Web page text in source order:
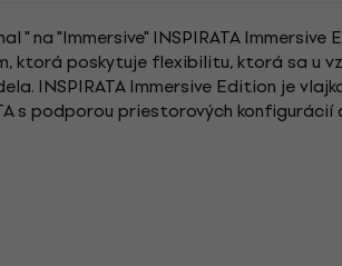
" na "Immersive" INSPIRATA Immersive
ktorá poskytuje flexibilitu, ktorá sa u
INSPIRATA Immersive Edition je
s podporou priestorových konfigurácií